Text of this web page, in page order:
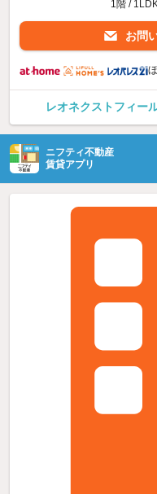
1階 /
お問
レオネクストフィー
ニフティ不動産
賃貸アプリ